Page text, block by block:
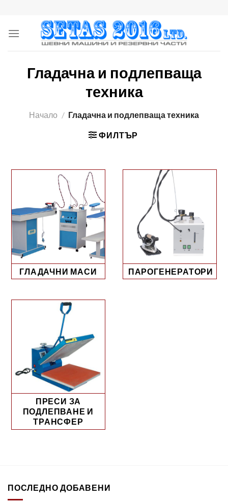
content
Гладачна и подлепваща
техника
Начало / Гладачна и подлепваща техника
ФИЛТЪР
ГЛАДАЧНИ МАСИ ПАРОГЕНЕРАТОРИ
ПРЕСИ ЗА
ПОДЛЕПВАНЕ И
ТРАНСФЕР
ПОСЛЕДНО ДОБАВЕНИ